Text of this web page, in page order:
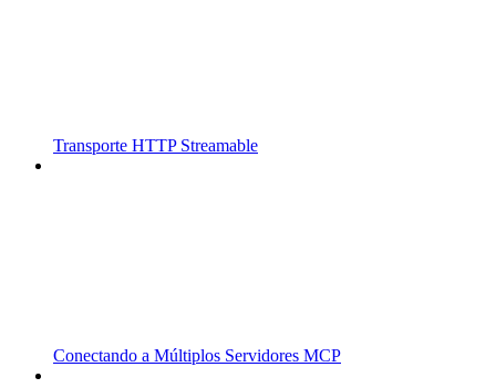
Transporte HTTP Streamable
Conectando a Múltiplos Servidores MCP